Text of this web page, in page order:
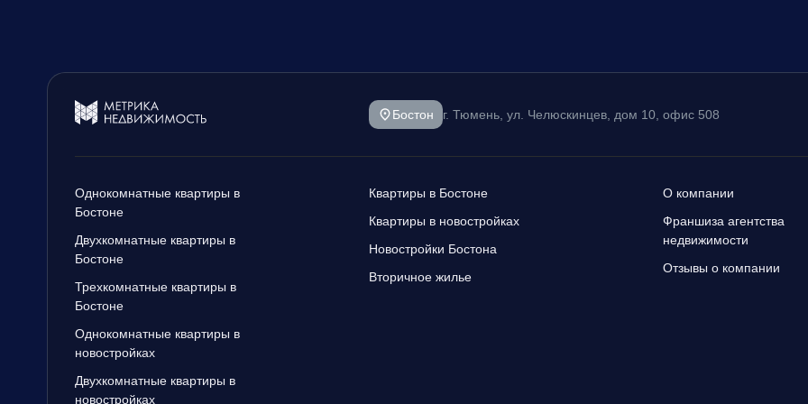
Бостон г. Тюмень, ул. Челюскинцев, дом 10, офис 508
Однокомнатные квартиры в
Бостоне
Двухкомнатные квартиры в
Бостоне
Трехкомнатные квартиры в
Бостоне
Однокомнатные квартиры в
новостройках
Двухкомнатные квартиры в
новостройках
Квартиры в Бостоне
Квартиры в новостройках
Новостройки Бостона
Вторичное жилье
О компании
Франшиза агентства
недвижимости
Отзывы о компании